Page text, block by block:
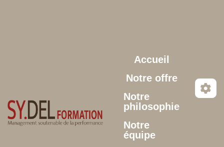
Accueil
Notre offre
Notre
philosophie
Notre
équipe